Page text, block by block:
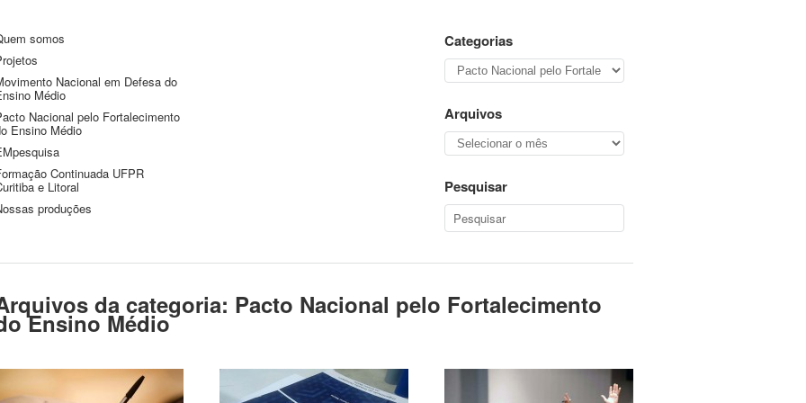
somos
Nacional em Defesa do
Médio
Nacional pelo Fortalecimento
Ensino Médio
Continuada UFPR
e Litoral
produções
Categorias
Categorias
Arquivos
Arquivos
Pesquisar
da categoria: Pacto Nacional pelo Fortalecimento
Ensino Médio